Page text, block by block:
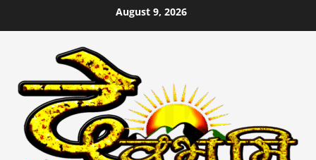
to
August 9, 2026